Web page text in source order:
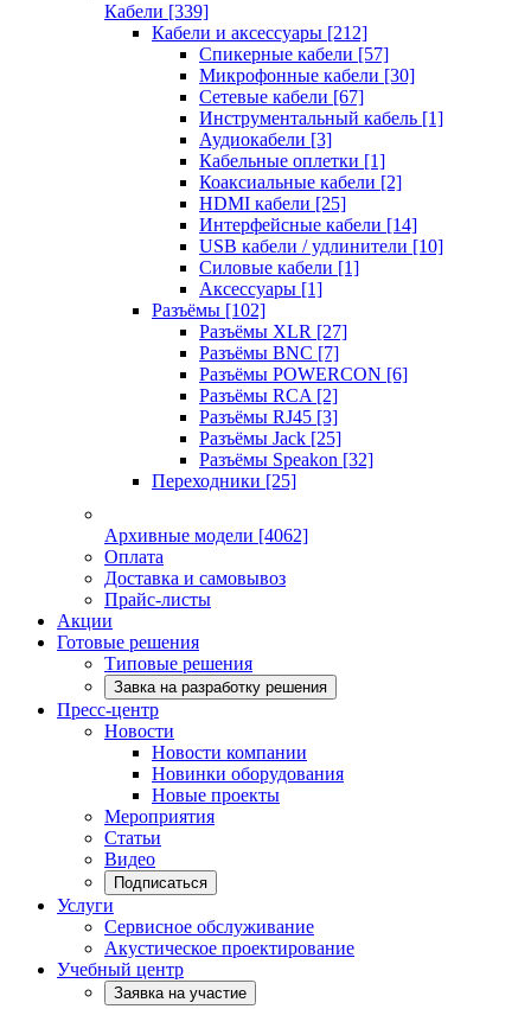
Кабели [339]
Кабели и аксессуары [212]
Спикерные кабели [57]
Микрофонные кабели [30]
Сетевые кабели [67]
Инструментальный кабель [1]
Аудиокабели [3]
Кабельные оплетки [1]
Коаксиальные кабели [2]
HDMI кабели [25]
Интерфейсные кабели [14]
USB кабели / удлинители [10]
Силовые кабели [1]
Аксессуары [1]
Разъёмы [102]
Разъёмы XLR [27]
Разъёмы BNC [7]
Разъёмы POWERCON [6]
Разъёмы RCA [2]
Разъёмы RJ45 [3]
Разъёмы Jack [25]
Разъёмы Speakon [32]
Переходники [25]
Архивные модели [4062]
Оплата
Доставка и самовывоз
Прайс-листы
Акции
Готовые решения
Типовые решения
Завка на разработку решения
Пресс-центр
Новости
Новости компании
Новинки оборудования
Новые проекты
Мероприятия
Статьи
Видео
Подписаться
Услуги
Сервисное обслуживание
Акустическое проектирование
Учебный центр
Заявка на участие